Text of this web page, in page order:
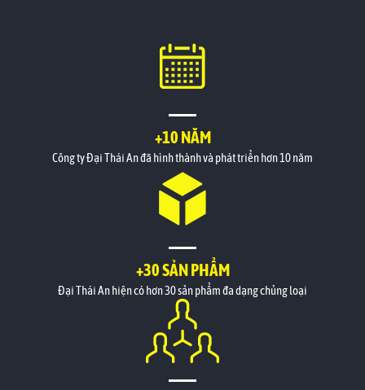
+10 NĂM
Công ty Đại Thái An đã hình thành và phát triển hơn 10 năm
+30 SẢN PHẨM
Đại Thái An hiện có hơn 30 sản phẩm đa dạng chủng loại